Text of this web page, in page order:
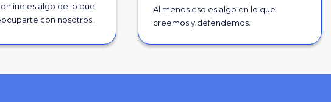
es algo de lo que
con nosotros.
Al menos eso es algo en lo que
creemos y defendemos.